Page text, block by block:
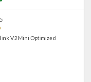
Pokaż
lokalizację
VSFBV2 Mini Optimized